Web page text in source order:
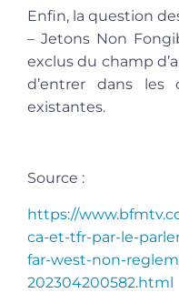
Enfin, la question
– Jetons Non
exclus du champ
d’entrer dans les
existantes.
Source :
https://
ca-et-tfr-par-le-
far-west-non-
202304200582.html